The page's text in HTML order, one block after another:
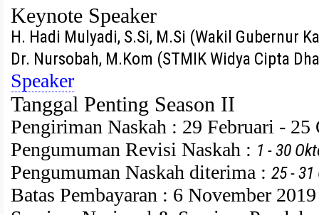
Keynote Speaker
H. Hadi Mulyadi, S.Si, M.Si (Wakil Gubernur
Dr. Nursobah, M.Kom (STMIK Widya Cipta
Speaker
Tanggal Penting Season II
Pengiriman Naskah : 29 Februari - 25
Pengumuman Revisi Naskah : 1 - 30
Pengumuman Naskah diterima : 25 -
Batas Pembayaran : 6 November 2019